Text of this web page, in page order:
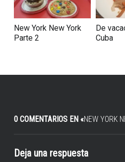
New York New York
Parte 2
De
Cuba
0 COMENTARIOS EN «NEW YORK
Deja una respuesta